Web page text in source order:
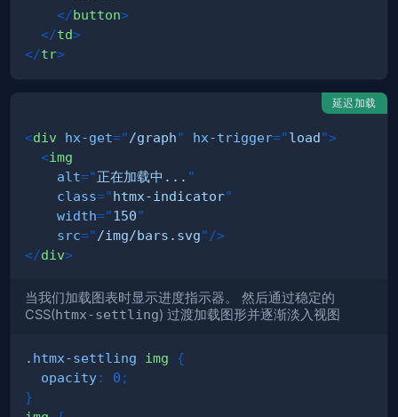
</button>
</td>
</tr>
延迟加载
<div hx-get=" /graph" hx-trigger="load">
<img
alt="正在加载中... "
class="htmx-indicator"
width="150"
src=" /img/bars.svg" />
</div>
当我们加载图表时显示进度指示器。 然后通过稳定的
CSS(htmx-settling) 过渡加载图形并逐渐淡入视图
.htmx-settling img
{
opacity: 0 ;
}